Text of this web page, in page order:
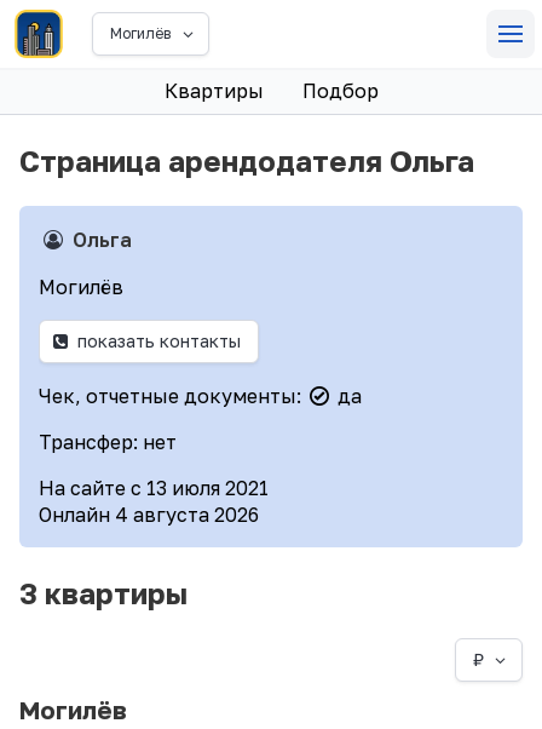
Могилёв
Квартиры Подбор
Страница арендодателя Ольга
Ольга
Могилёв
показать контакты
Чек, отчетные документы:
да
Трансфер: нет
На сайте с 13 июля 2021
Онлайн 4 августа 2026
3 квартиры
₽
Могилёв